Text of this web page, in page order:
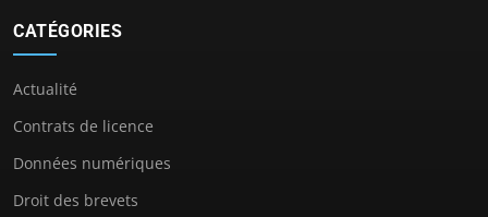
CATÉGORIES
Actualité
Contrats de licence
Données numériques
Droit des brevets